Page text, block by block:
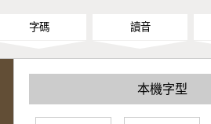
字碼 讀音
本機字型